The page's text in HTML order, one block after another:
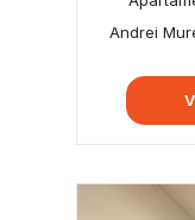
Andrei